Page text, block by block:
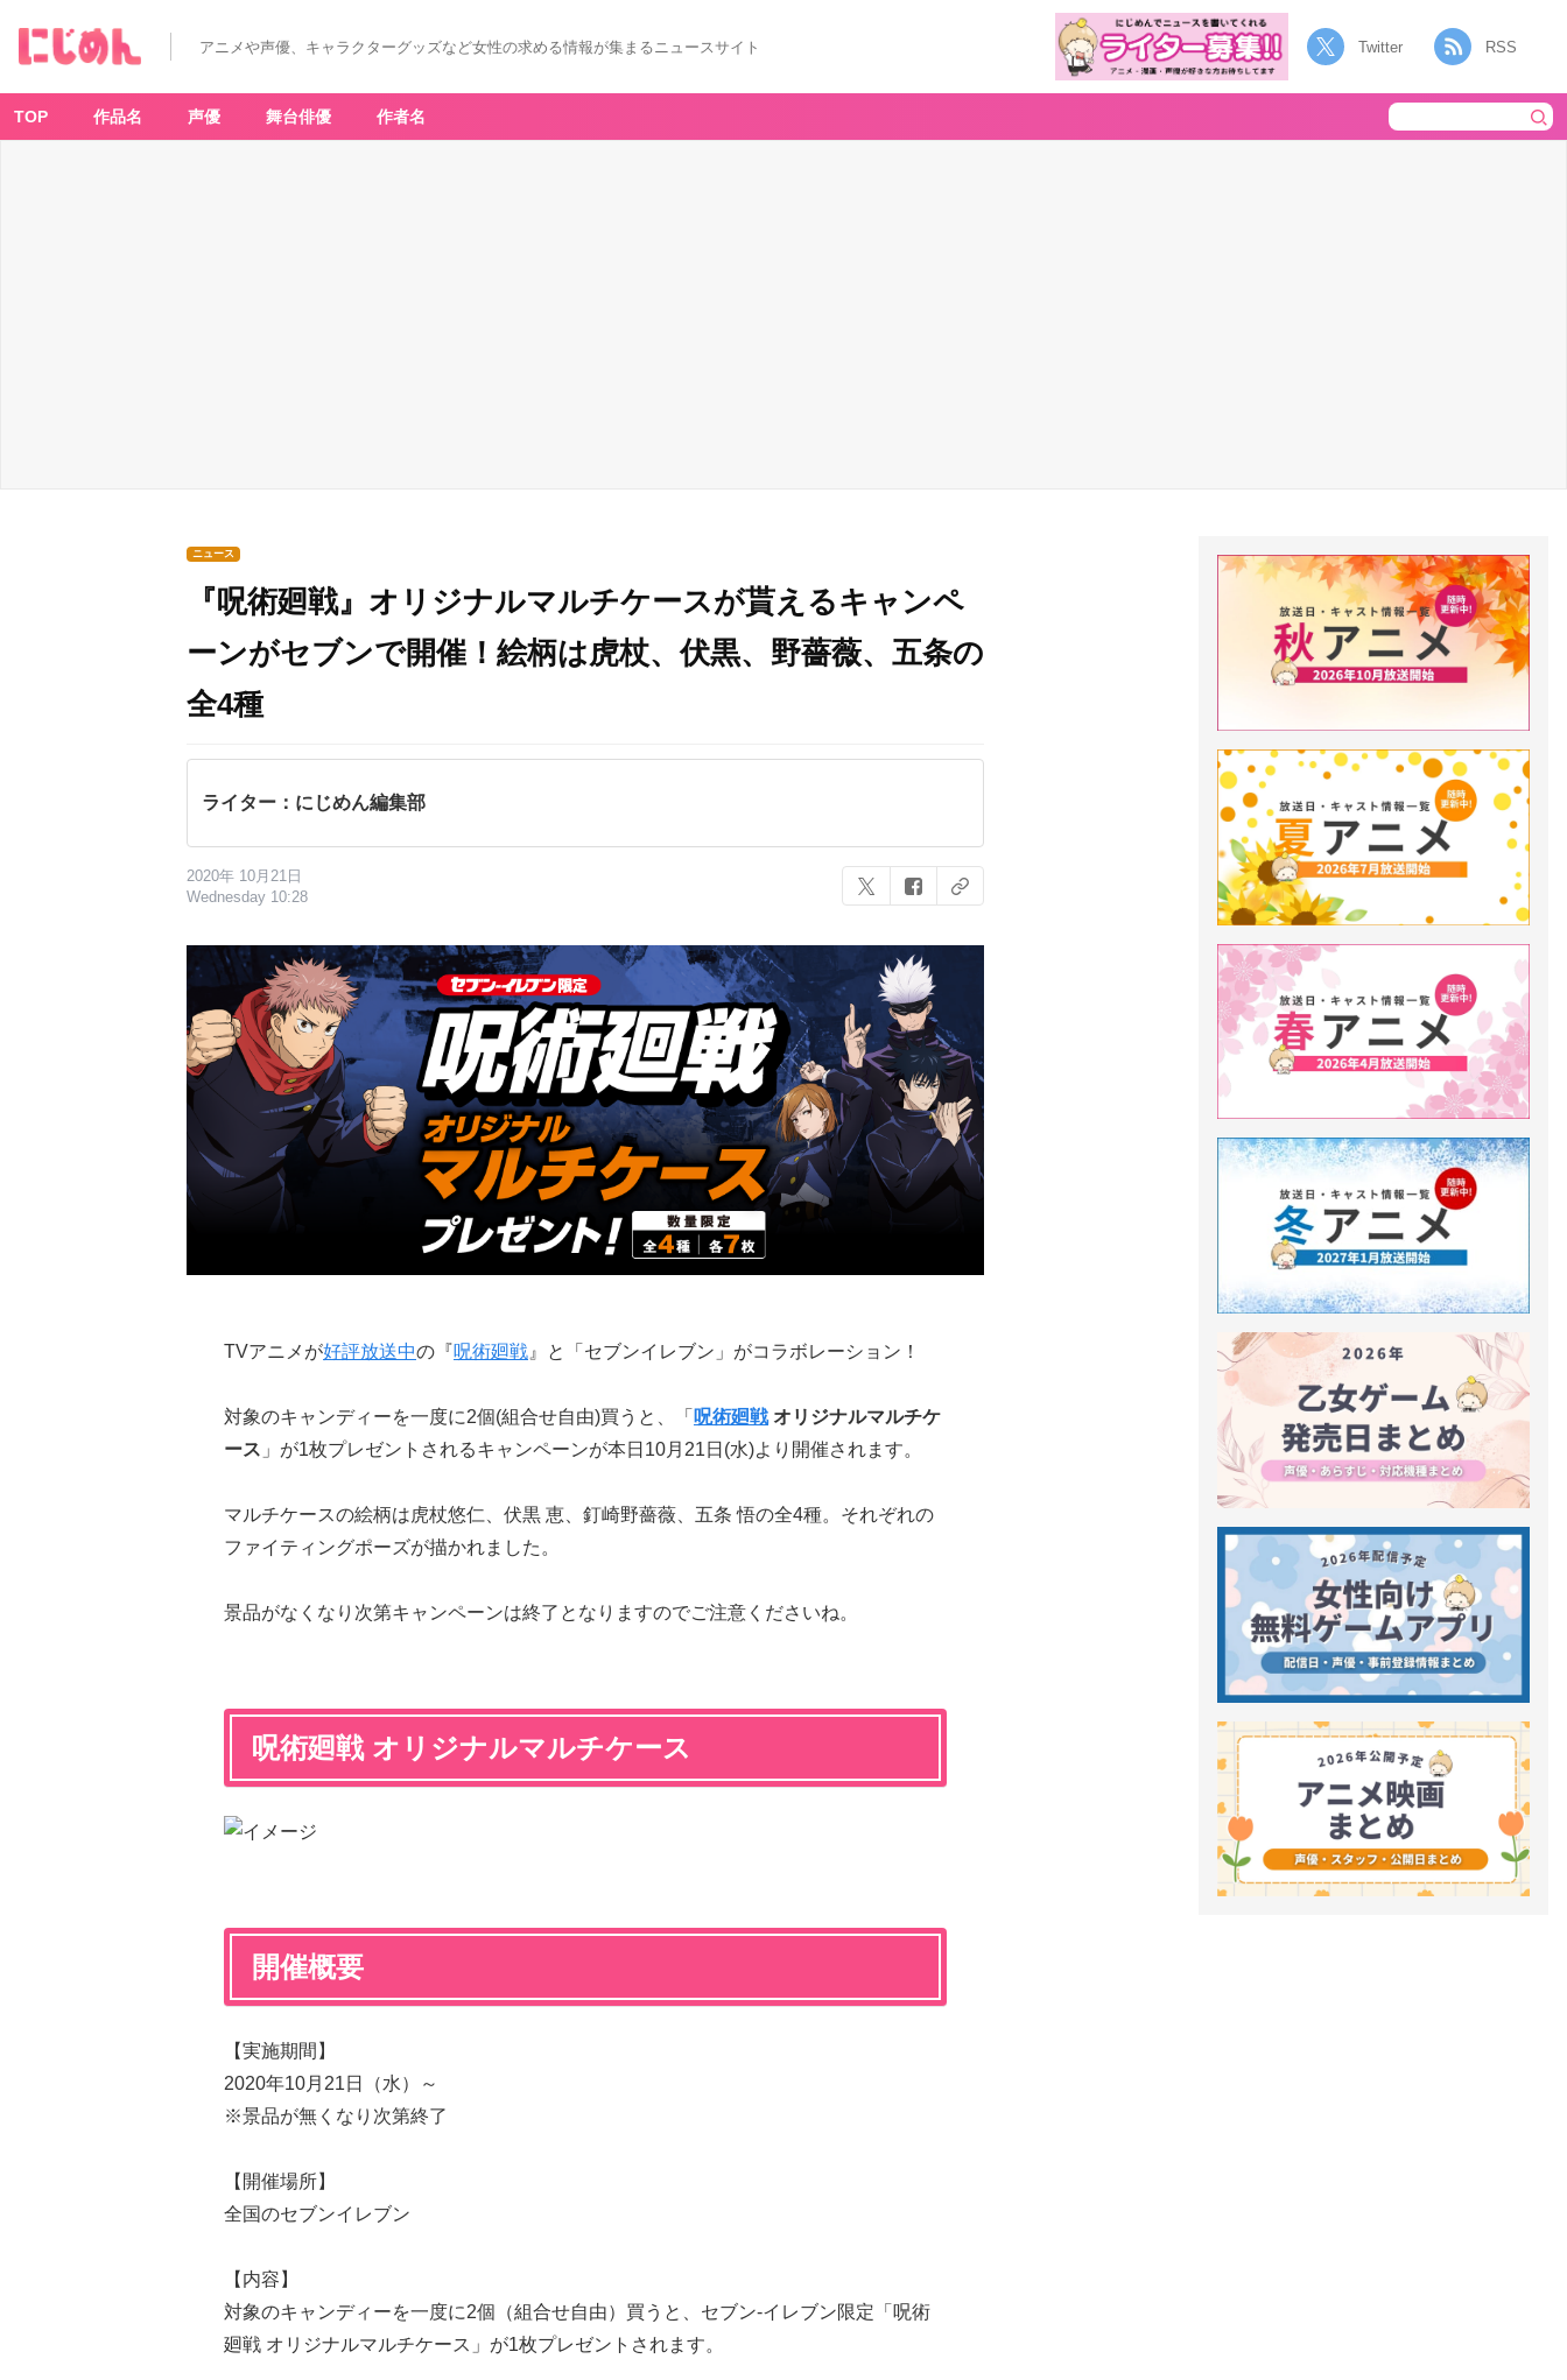
アニメや声優、キャラクターグッズなど女性の求める情報が集まるニュースサイト Twitter RSS
TOP 作品名 声優 舞台俳優 作者名
ニュース
『呪術廻戦』オリジナルマルチケースが貰えるキャンペ
ーンがセブンで開催！絵柄は虎杖、伏黒、野薔薇、五条の
全4種
ライター：にじめん編集部
2020年 10月21日
Wednesday 10:28
TVアニメが好評放送中の『呪術廻戦 』と「セブンイレブン」がコラボレーション！
対象のキャンディーを一度に2個(組合せ自由)買うと、「 呪術廻戦オリジナルマルチケ
ース 」が1枚プレゼントされるキャンペーンが本日10月21日(水)より開催されます。
マルチケースの絵柄は虎杖悠仁、伏黒 恵、釘崎野薔薇、五条 悟の全4種。それぞれの
ファイティングポーズが描かれました。
景品がなくなり次第キャンペーンは終了となりますのでご注意くださいね。
呪術廻戦 オリジナルマルチケース
開催概要
【実施期間】
2020年10月21日（水）～
※景品が無くなり次第終了
【開催場所】
全国のセブンイレブン
【内容】
対象のキャンディーを一度に2個（組合せ自由）買うと、セブン‐イレブン限定「呪術
廻戦 オリジナルマルチケース」が1枚プレゼントされます。